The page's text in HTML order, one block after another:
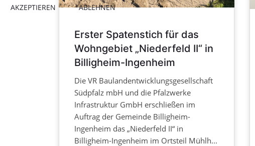
Erster Spatenstich für das
Wohngebiet „Niederfeld II“ in
Billigheim-Ingenheim
Die VR Baulandentwicklungsgesellschaft
Südpfalz mbH und die Pfalzwerke
Infrastruktur GmbH erschließen im
Auftrag der Gemeinde Billigheim-
Ingenheim das „Niederfeld II“ in
Billigheim-Ingenheim im Ortsteil Mühlh...
AKZEPTIEREN ABLEHNEN